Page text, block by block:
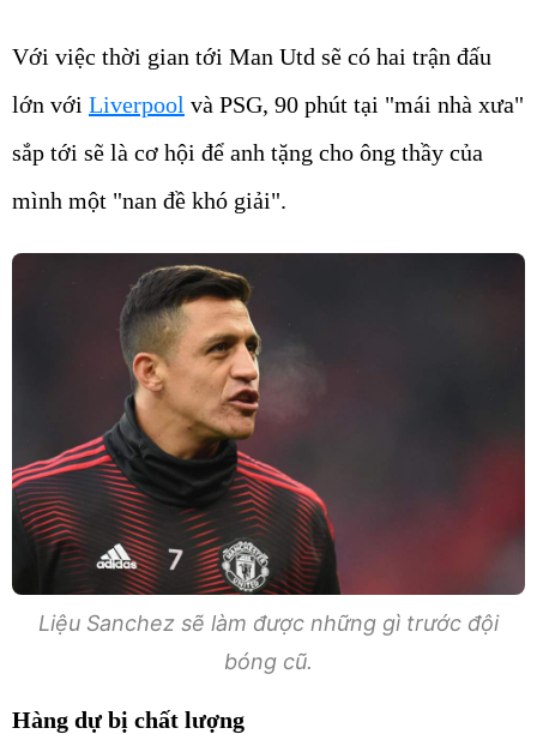
Với việc thời gian tới Man Utd sẽ có hai trận đấu
lớn với Liverpool và PSG, 90 phút tại "mái nhà xưa"
sắp tới sẽ là cơ hội để anh tặng cho ông thầy của
mình một "nan đề khó giải".
Liệu Sanchez sẽ làm được những gì trước đội
bóng cũ.
Hàng dự bị chất lượng